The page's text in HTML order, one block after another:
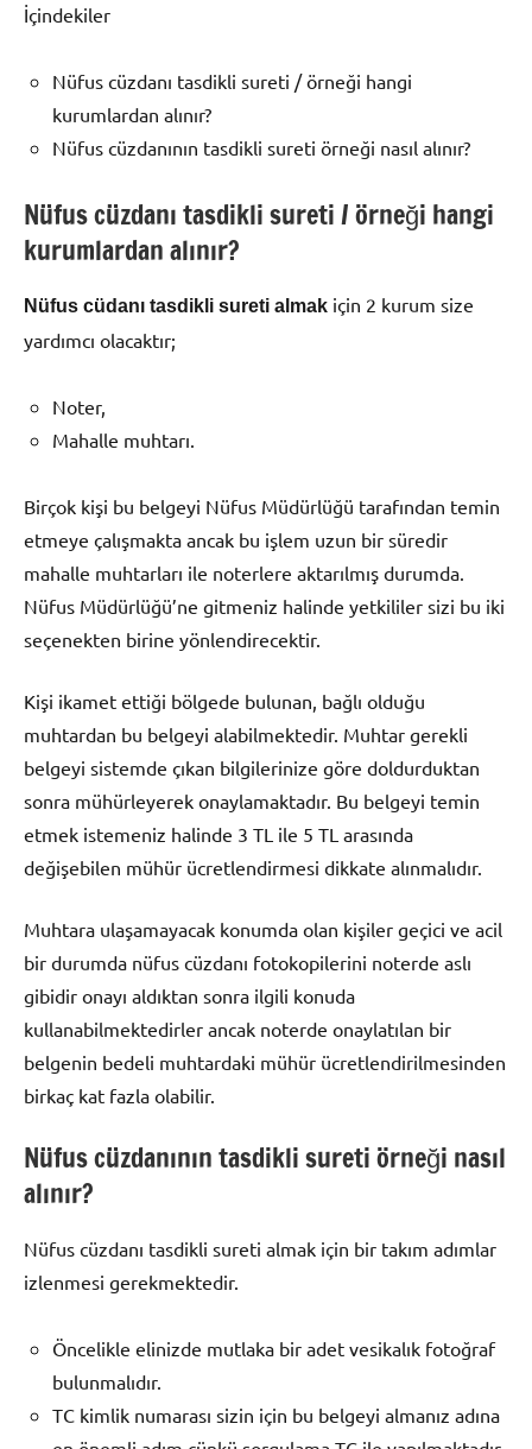
İçindekiler
Nüfus cüzdanı tasdikli sureti / örneği hangi
kurumlardan alınır?
Nüfus cüzdanının tasdikli sureti örneği nasıl alınır?
Nüfus cüzdanı tasdikli sureti / örneği hangi
kurumlardan alınır?
Nüfus cüdanı tasdikli sureti almak için 2 kurum size
yardımcı olacaktır;
Noter,
Mahalle muhtarı.
Birçok kişi bu belgeyi Nüfus Müdürlüğü tarafından temin
etmeye çalışmakta ancak bu işlem uzun bir süredir
mahalle muhtarları ile noterlere aktarılmış durumda.
Nüfus Müdürlüğü’ne gitmeniz halinde yetkililer sizi bu iki
seçenekten birine yönlendirecektir.
Kişi ikamet ettiği bölgede bulunan, bağlı olduğu
muhtardan bu belgeyi alabilmektedir. Muhtar gerekli
belgeyi sistemde çıkan bilgilerinize göre doldurduktan
sonra mühürleyerek onaylamaktadır. Bu belgeyi temin
etmek istemeniz halinde 3 TL ile 5 TL arasında
değişebilen mühür ücretlendirmesi dikkate alınmalıdır.
Muhtara ulaşamayacak konumda olan kişiler geçici ve acil
bir durumda nüfus cüzdanı fotokopilerini noterde aslı
gibidir onayı aldıktan sonra ilgili konuda
kullanabilmektedirler ancak noterde onaylatılan bir
belgenin bedeli muhtardaki mühür ücretlendirilmesinden
birkaç kat fazla olabilir.
Nüfus cüzdanının tasdikli sureti örneği nasıl
alınır?
Nüfus cüzdanı tasdikli sureti almak için bir takım adımlar
izlenmesi gerekmektedir.
Öncelikle elinizde mutlaka bir adet vesikalık fotoğraf
bulunmalıdır.
TC kimlik numarası sizin için bu belgeyi almanız adına